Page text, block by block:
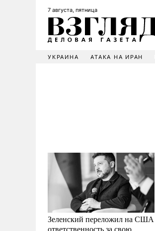
7 августа, пятница
УКРАИНА АТАКА НА ИРАН
Зеленский переложил на США
ответственность за свою